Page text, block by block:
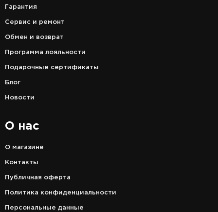
Гарантия
Сервис и ремонт
Обмен и возврат
Программа лояльности
Подарочные сертификаты
Блог
Новости
О нас
О магазине
Контакты
Публичная оферта
Политика конфиденциальности
Персональные данные